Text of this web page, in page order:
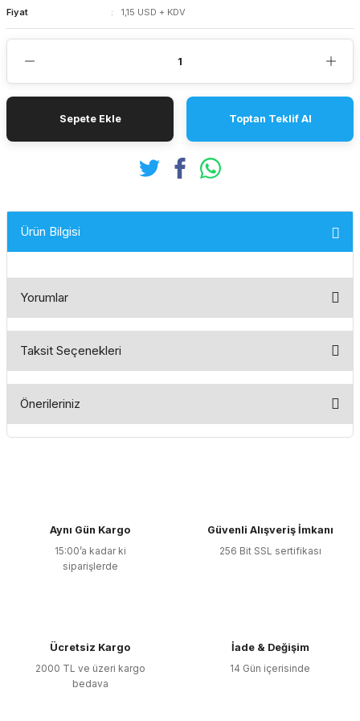
Fiyat 1,15 USD + KDV
Sepete Ekle Toptan Teklif Al
Ürün Bilgisi
Yorumlar
Taksit Seçenekleri
Önerileriniz
Ürün resmi kalitesiz, bozuk veya görüntülenemiyor.
Ürün açıklamasında eksik bilgiler bulunuyor.
Ürün bilgilerinde hatalar bulunuyor.
Aynı Gün Kargo
15:00’a kadar ki
siparişlerde
Güvenli Alışveriş İmkanı
256 Bit SSL sertifikası
Ücretsiz Kargo
2000 TL ve üzeri kargo
bedava
İade & Değişim
14 Gün içerisinde